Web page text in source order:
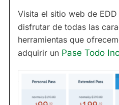
Visita el sitio web de
disfrutar de todas las
herramientas que
adquirir un Pase Todo